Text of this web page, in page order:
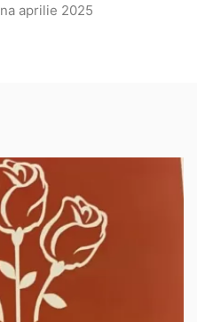
aprilie 2025